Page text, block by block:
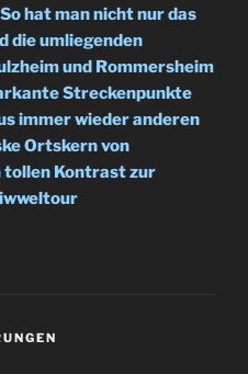
hat man nicht nur das
die umliegenden
und Rommersheim
Streckenpunkte
immer wieder anderen
Ortskern von
tollen Kontrast zur